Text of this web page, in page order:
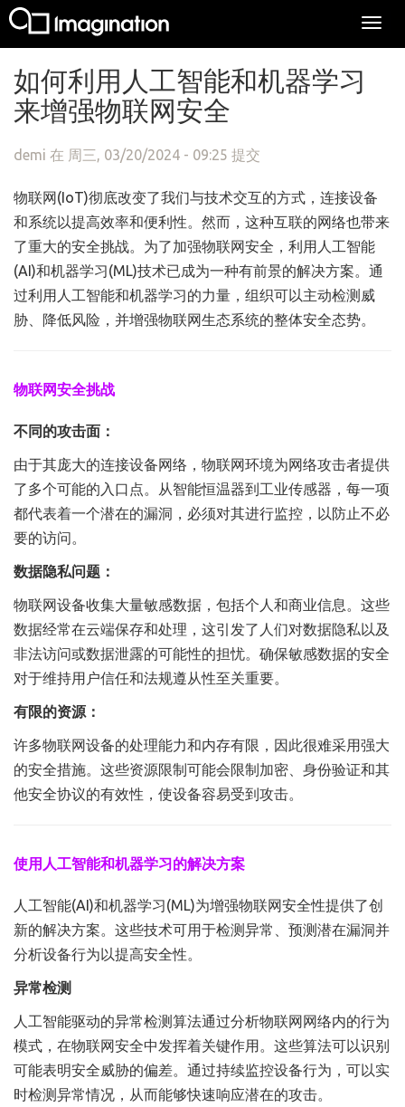
如何利用人工智能和机器学习
来增强物联网安全
demi 在 周三, 03/20/2024 - 09:25 提交
物联网(IoT)彻底改变了我们与技术交互的方式，连接设备
和系统以提高效率和便利性。然而，这种互联的网络也带来
了重大的安全挑战。为了加强物联网安全，利用人工智能
(AI)和机器学习(ML)技术已成为一种有前景的解决方案。通
过利用人工智能和机器学习的力量，组织可以主动检测威
胁、降低风险，并增强物联网生态系统的整体安全态势。
物联网安全挑战
不同的攻击面：
由于其庞大的连接设备网络，物联网环境为网络攻击者提供
了多个可能的入口点。从智能恒温器到工业传感器，每一项
都代表着一个潜在的漏洞，必须对其进行监控，以防止不必
要的访问。
数据隐私问题：
物联网设备收集大量敏感数据，包括个人和商业信息。这些
数据经常在云端保存和处理，这引发了人们对数据隐私以及
非法访问或数据泄露的可能性的担忧。确保敏感数据的安全
对于维持用户信任和法规遵从性至关重要。
有限的资源：
许多物联网设备的处理能力和内存有限，因此很难采用强大
的安全措施。这些资源限制可能会限制加密、身份验证和其
他安全协议的有效性，使设备容易受到攻击。
使用人工智能和机器学习的解决方案
人工智能(AI)和机器学习(ML)为增强物联网安全性提供了创
新的解决方案。这些技术可用于检测异常、预测潜在漏洞并
分析设备行为以提高安全性。
异常检测
人工智能驱动的异常检测算法通过分析物联网网络内的行为
模式，在物联网安全中发挥着关键作用。这些算法可以识别
可能表明安全威胁的偏差。通过持续监控设备行为，可以实
时检测异常情况，从而能够快速响应潜在的攻击。